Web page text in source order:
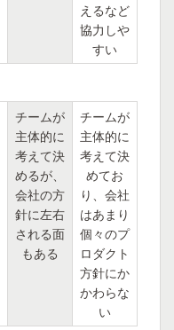
えるなど
協力しや
すい
チームが
主体的に
考えて決
めるが、
会社の方
針に左右
される面
もある
チームが
主体的に
考えて決
めてお
り、会社
はあまり
個々のプ
ロダクト
方針にか
かわらな
い